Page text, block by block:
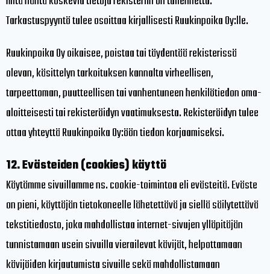
Tarkastuspyyntö tulee osoittaa kirjallisesti Ruukinpoika Oy:lle.
Ruukinpoika Oy oikaisee, poistaa tai täydentää rekisterissä
olevan, käsittelyn tarkoituksen kannalta virheellisen,
tarpeettoman, puutteellisen tai vanhentuneen henkilötiedon oma-
aloitteisesti tai rekisteröidyn vaatimuksesta. Rekisteröidyn tulee
ottaa yhteyttä Ruukinpoika Oy:öön tiedon korjaamiseksi.
12. Evästeiden (cookies) käyttö
Käytämme sivuillamme ns. cookie-toimintoa eli evästeitä. Eväste
on pieni, käyttäjän tietokoneelle lähetettävä ja siellä säilytettävä
tekstitiedosto, joka mahdollistaa internet-sivujen ylläpitäjän
tunnistamaan usein sivuilla vierailevat kävijät, helpottamaan
kävijöiden kirjautumista sivuille sekä mahdollistamaan